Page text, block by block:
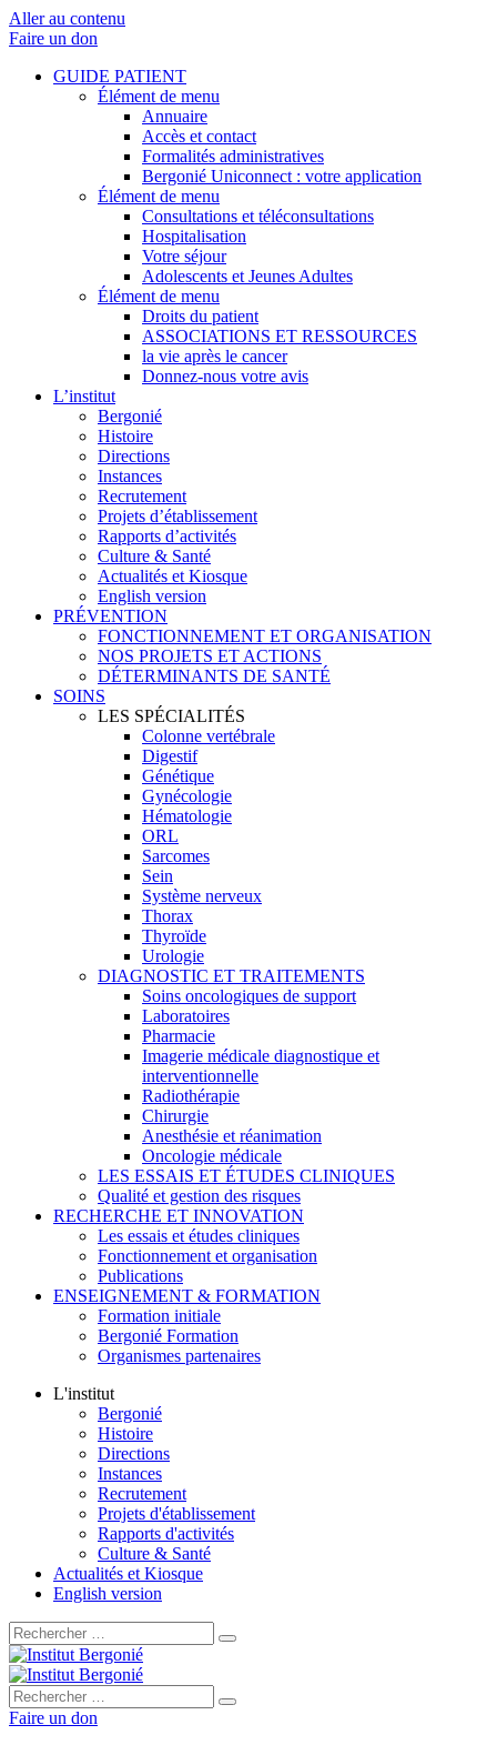
Aller au contenu
Faire un don
GUIDE PATIENT
Élément de menu
Annuaire
Accès et contact
Formalités administratives
Bergonié Uniconnect : votre application
Élément de menu
Consultations et téléconsultations
Hospitalisation
Votre séjour
Adolescents et Jeunes Adultes
Élément de menu
Droits du patient
ASSOCIATIONS ET RESSOURCES
la vie après le cancer
Donnez-nous votre avis
L’institut
Bergonié
Histoire
Directions
Instances
Recrutement
Projets d’établissement
Rapports d’activités
Culture & Santé
Actualités et Kiosque
English version
PRÉVENTION
FONCTIONNEMENT ET ORGANISATION
NOS PROJETS ET ACTIONS
DÉTERMINANTS DE SANTÉ
SOINS
LES SPÉCIALITÉS
Colonne vertébrale
Digestif
Génétique
Gynécologie
Hématologie
ORL
Sarcomes
Sein
Système nerveux
Thorax
Thyroïde
Urologie
DIAGNOSTIC ET TRAITEMENTS
Soins oncologiques de support
Laboratoires
Pharmacie
Imagerie médicale diagnostique et
interventionnelle
Radiothérapie
Chirurgie
Anesthésie et réanimation
Oncologie médicale
LES ESSAIS ET ÉTUDES CLINIQUES
Qualité et gestion des risques
RECHERCHE ET INNOVATION
Les essais et études cliniques
Fonctionnement et organisation
Publications
ENSEIGNEMENT & FORMATION
Formation initiale
Bergonié Formation
Organismes partenaires
L'institut
Bergonié
Histoire
Directions
Instances
Recrutement
Projets d'établissement
Rapports d'activités
Culture & Santé
Actualités et Kiosque
English version
Rechercher :
Rechercher :
Faire un don